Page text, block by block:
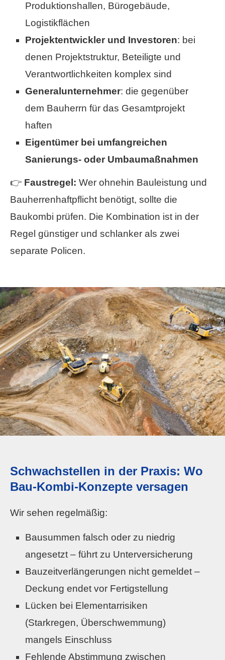
Produktionshallen, Bürogebäude,
Logistikflächen
Projektentwickler und Investoren: bei
denen Projektstruktur, Beteiligte und
Verantwortlichkeiten komplex sind
Generalunternehmer: die gegenüber
dem Bauherrn für das Gesamtprojekt
haften
Eigentümer bei umfangreichen
Sanierungs- oder Umbaumaßnahmen
👉 Faustregel: Wer ohnehin Bauleistung und
Bau­herren­haft­pflicht benötigt, sollte die
Baukombi prüfen. Die Kombination ist in der
Regel günstiger und schlanker als zwei
separate Policen.
Schwachstellen in der Praxis: Wo
Bau-Kombi-Konzepte versagen
Wir sehen regelmäßig:
Bausummen falsch oder zu niedrig
angesetzt – führt zu Unterversicherung
Bauzeitverlängerungen nicht gemeldet –
Deckung endet vor Fertigstellung
Lücken bei Elementarrisiken
(Starkregen, Überschwemmung)
mangels Einschluss
Fehlende Abstimmung zwischen